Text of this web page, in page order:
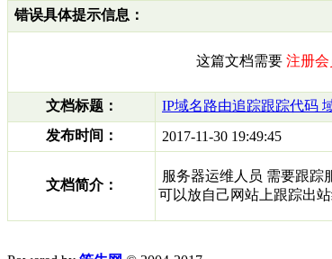
错误具体提示信息：
这篇文档需要 注册会
文档标题：
IP域名路由追踪跟踪代码
发布时间：
2017-11-30 19:49:45
文档简介：
服务器运维人员 需要跟踪
可以放自己网站上跟踪出